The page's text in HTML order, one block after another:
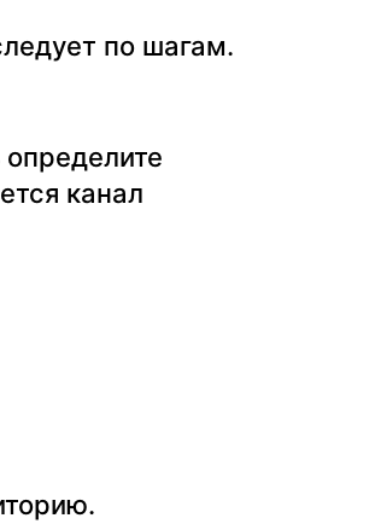
по шагам.
канал